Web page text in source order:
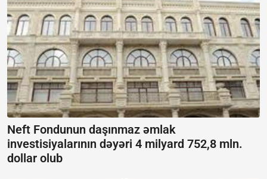
Neft Fondunun daşınmaz əmlak
investisiyalarının dəyəri 4 milyard 752,8 mln.
dollar olub